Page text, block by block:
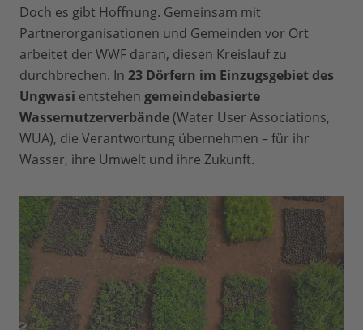
Doch es gibt Hoffnung. Gemeinsam mit
Partnerorganisationen und Gemeinden vor Ort
arbeitet der WWF daran, diesen Kreislauf zu
durchbrechen. In 23 Dörfern im Einzugsgebiet des
Ungwasi entstehen gemeindebasierte
Wassernutzerverbände(Water User Associations,
WUA), die Verantwortung übernehmen – für ihr
Wasser, ihre Umwelt und ihre Zukunft.